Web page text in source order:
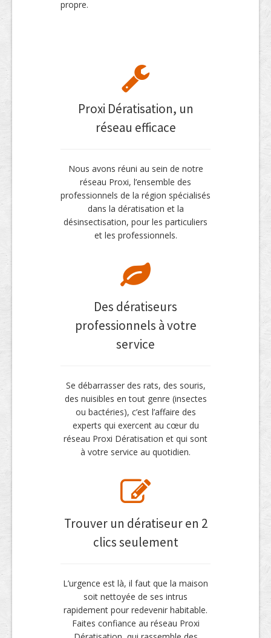
propre.
Proxi Dératisation, un
réseau efficace
Nous avons réuni au sein de notre
réseau Proxi, l’ensemble des
professionnels de la région spécialisés
dans la dératisation et la
désinsectisation, pour les particuliers
et les professionnels.
Des dératiseurs
professionnels à votre
service
Se débarrasser des rats, des souris,
des nuisibles en tout genre (insectes
ou bactéries), c’est l’affaire des
experts qui exercent au cœur du
réseau Proxi Dératisation et qui sont
à votre service au quotidien.
Trouver un dératiseur en 2
clics seulement
L’urgence est là, il faut que la maison
soit nettoyée de ses intrus
rapidement pour redevenir habitable.
Faites confiance au réseau Proxi